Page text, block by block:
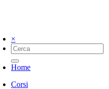
×
Home
Corsi